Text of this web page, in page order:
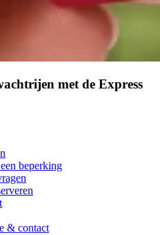
met de Express
beperking
& contact